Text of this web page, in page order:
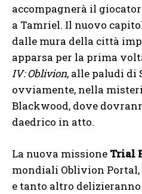
accompagnerà il
a Tamriel. Il nuovo
dalle mura della città
apparsa per la prima
IV: Oblivion, alle paludi di
ovviamente, nella
Blackwood, dove
daedrico in atto.
La nuova missione Trial
mondiali Oblivion
e tanto altro delizieranno